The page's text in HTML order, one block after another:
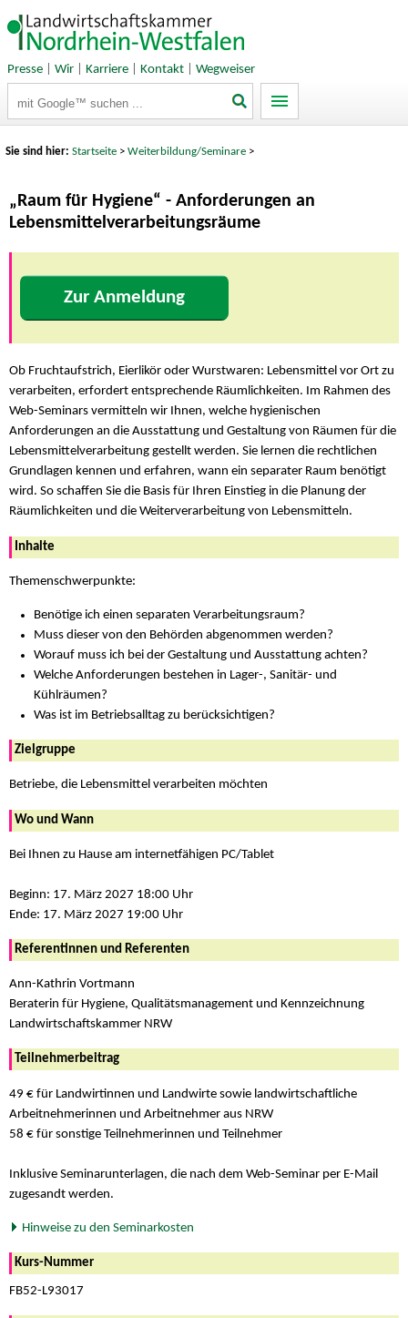
Presse| Wir| Karriere| Kontakt| Wegweiser
Sie sind hier:Startseite >Weiterbildung/Seminare >
„Raum für Hygiene“ - Anforderungen an
Lebensmittelverarbeitungsräume
Zur Anmeldung
Ob Fruchtaufstrich, Eierlikör oder Wurstwaren: Lebensmittel vor Ort zu
verarbeiten, erfordert entsprechende Räumlichkeiten. Im Rahmen des
Web-Seminars vermitteln wir Ihnen, welche hygienischen
Anforderungen an die Ausstattung und Gestaltung von Räumen für die
Lebensmittelverarbeitung gestellt werden. Sie lernen die rechtlichen
Grundlagen kennen und erfahren, wann ein separater Raum benötigt
wird. So schaffen Sie die Basis für Ihren Einstieg in die Planung der
Räumlichkeiten und die Weiterverarbeitung von Lebensmitteln.
Inhalte
Themenschwerpunkte:
Benötige ich einen separaten Verarbeitungsraum?
Muss dieser von den Behörden abgenommen werden?
Worauf muss ich bei der Gestaltung und Ausstattung achten?
Welche Anforderungen bestehen in Lager-, Sanitär- und
Kühlräumen?
Was ist im Betriebsalltag zu berücksichtigen?
Zielgruppe
Betriebe, die Lebensmittel verarbeiten möchten
Wo und Wann
Bei Ihnen zu Hause am internetfähigen PC/Tablet
Beginn: 17. März 2027 18:00 Uhr
Ende: 17. März 2027 19:00 Uhr
Referentinnen und Referenten
Ann-Kathrin Vortmann
Beraterin für Hygiene, Qualitätsmanagement und Kennzeichnung
Landwirtschaftskammer NRW
Teilnehmerbeitrag
49 € für Landwirtinnen und Landwirte sowie landwirtschaftliche
Arbeitnehmerinnen und Arbeitnehmer aus NRW
58 € für sonstige Teilnehmerinnen und Teilnehmer
Inklusive Seminarunterlagen, die nach dem Web-Seminar per E-Mail
zugesandt werden.
Hinweise zu den Seminarkosten
Kurs-Nummer
FB52-L93017